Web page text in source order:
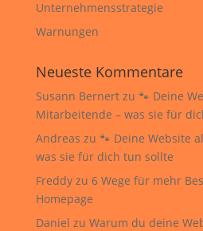
Unternehmensstrategie
Warnungen
Neueste Kommentare
Susann Bernertzu 🐾 Deine
Mitarbeitende – was sie für
Andreas zu 🐾 Deine Website
was sie für dich tun sollte
Freddyzu 6 Wege für mehr
Homepage
Daniel zu Warum du deine